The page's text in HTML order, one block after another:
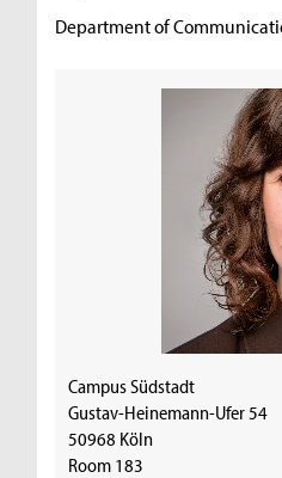
Department of
Campus Südstadt
Gustav-Heinemann-Ufer 54
50968 Köln
Room 183